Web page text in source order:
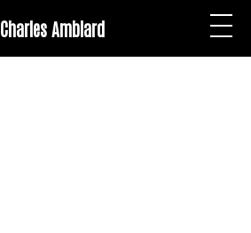
Charles Amblard